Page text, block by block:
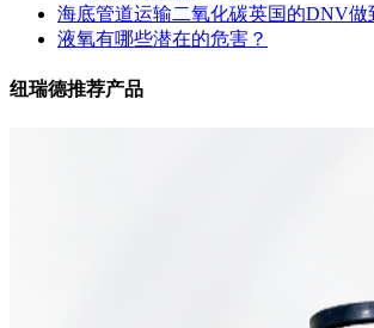
海底管道运输二氧化碳英国的DNV做
液氧有哪些潜在的危害？
纽瑞德推荐产品